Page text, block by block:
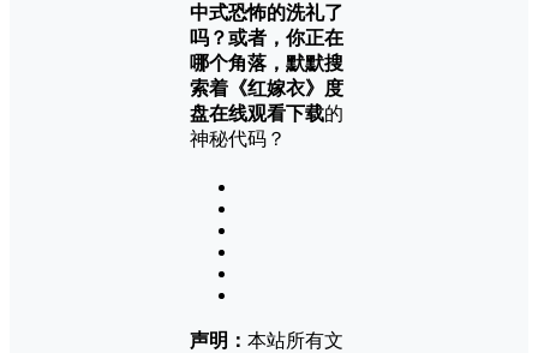
中式恐怖的洗礼了
吗？或者，你正在
哪个角落，默默搜
索着《红嫁衣》度
盘在线观看下载的
神秘代码？
声明： 本站所有文